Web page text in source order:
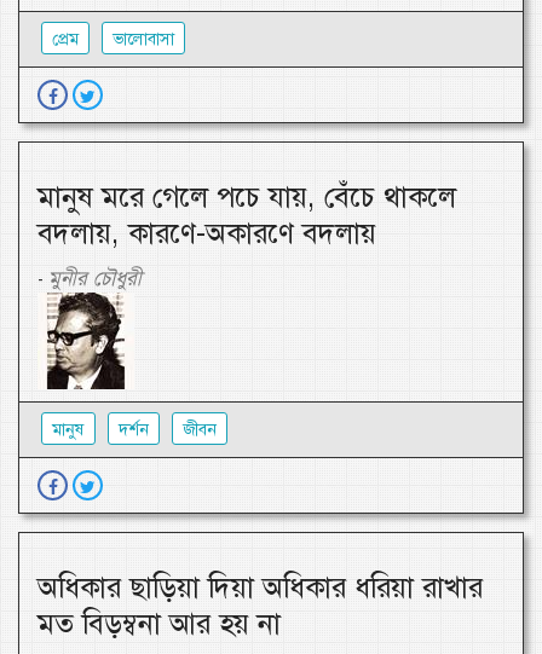
প্রেম ভালোবাসা
মানুষ মরে গেলে পচে যায়, বেঁচে থাকলে
বদলায়, কারণে-অকারণে বদলায়
- মুনীর চৌধুরী
মানুষ দর্শন জীবন
অধিকার ছাড়িয়া দিয়া অধিকার ধরিয়া রাখার
মত বিড়ম্বনা আর হয় না